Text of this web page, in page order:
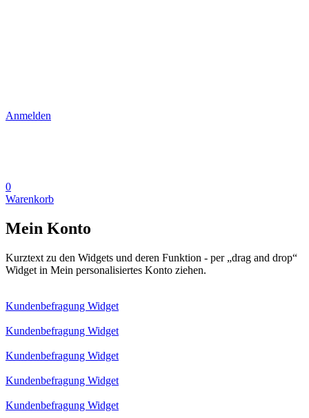
Anmelden
0
Warenkorb
Mein Konto
Kurztext zu den Widgets und deren Funktion - per „drag and drop“
Widget in Mein personalisiertes Konto ziehen.
Kundenbefragung Widget
Kundenbefragung Widget
Kundenbefragung Widget
Kundenbefragung Widget
Kundenbefragung Widget